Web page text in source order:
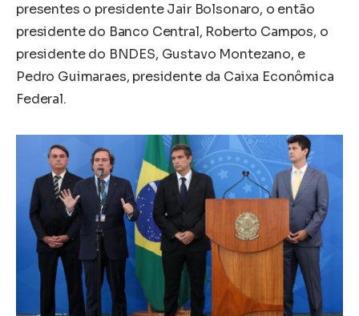
presentes o presidente Jair Bolsonaro, o então
presidente do Banco Central, Roberto Campos, o
presidente do BNDES, Gustavo Montezano, e
Pedro Guimaraes, presidente da Caixa Econômica
Federal.